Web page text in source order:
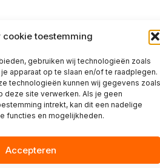
cookie toestemming
gebruiken wij technologieën zoals
apparaat op te slaan en/of te raadplegen.
technologieën kunnen wij gegevens zoals
deze site verwerken. Als je geen
intrekt, kan dit een nadelige
functies en mogelijkheden.
Accepteren